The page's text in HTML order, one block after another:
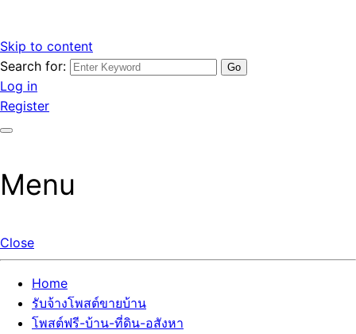
Skip to content
รับจ้างโพสต์ขายบ้านราคาถูก รับโพสต์ลงเว็บขายบ้าน ที่ดิน อสัง
หา โพสต์คุณภาพ ราคาคุ้มค่า แตกต่างกว่า
เว็บไซต์ รับจ้างโพสต์ขายบ้านราคาถูก อสังหา ทีดิน โพสต์ลงเว็บ
ขายบ้าน รับโพสต์ที่ดิน อสังหา เน้นผลงาน รับรองคุณภาพ ติดกู
เกิ้ลหน้าแรกทุกโพสต์ได้จริง ที่เดียวในไทย
Search for:
Log in
Register
Menu
Close
Home
รับจ้างโพสต์ขายบ้าน
โพสต์ฟรี-บ้าน-ที่ดิน-อสังหา